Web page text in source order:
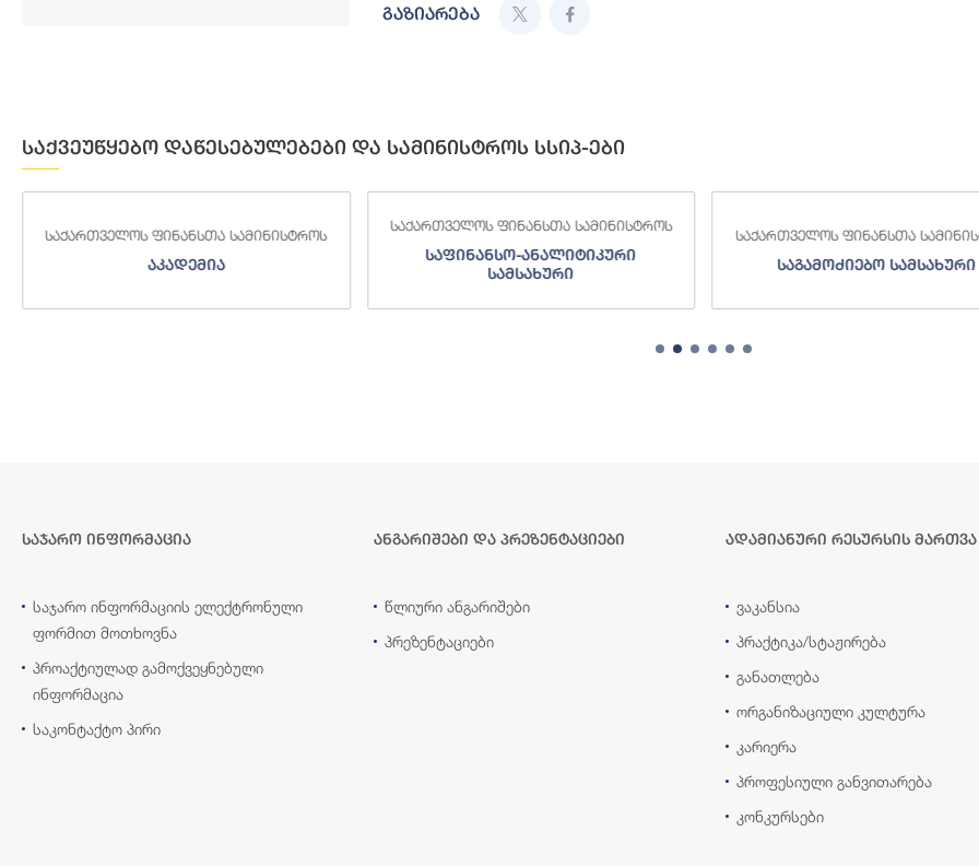
გაზიარება
საქვეუწყებო დაწესებულებები და სამინისტროს სსიპ-ები
საქართველოს ფინანსთა სამინისტროს
აკადემია
საქართველოს ფინანსთა სამინისტროს
საფინანსო-ანალიტიკური
სამსახური
საქართველოს ფინანსთა
საგამოძიებო სამსახური
საჯარო ინფორმაცია
საჯარო ინფორმაციის ელექტრონული
ფორმით მოთხოვნა
პროაქტიულად გამოქვეყნებული
ინფორმაცია
საკონტაქტო პირი
ანგარიშები და პრეზენტაციები
წლიური ანგარიშები
პრეზენტაციები
ადამიანური რესურსის მართვა
ვაკანსია
პრაქტიკა/სტაჟირება
განათლება
ორგანიზაციული კულტურა
კარიერა
პროფესიული განვითარება
კონკურსები